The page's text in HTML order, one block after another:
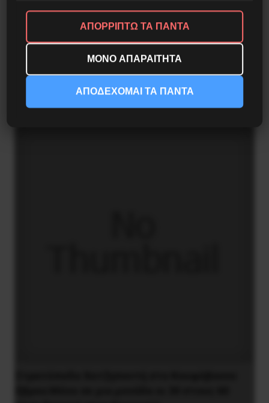
Αντιφασιστικός Σεπτέμβρης 2026
ΑΠΟΡΡΙΠΤΩ ΤΑ ΠΑΝΤΑ
ΜΟΝΟ ΑΠΑΡΑΙΤΗΤΑ
ΑΠΟΔΕΧΟΜΑΙ ΤΑ ΠΑΝΤΑ